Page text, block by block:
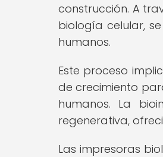
construcción. A
biología celular,
humanos.
Este proceso
de crecimiento
humanos. La
regenerativa,
Las impresoras